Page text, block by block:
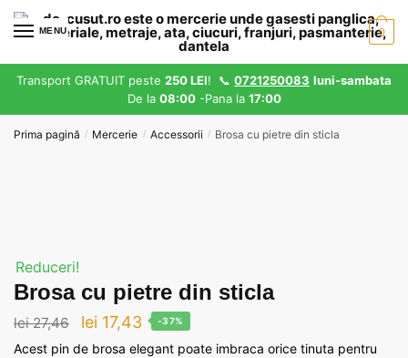
Skip
Skip
MENU 0
Transport GRATUIT peste 250 LEI! 📞 0721250083 luni-sambata
De la 08:00-Pana la 17:00
Prima pagină / Mercerie / Accessorii / Brosa cu pietre din sticla
Reduceri!
Brosa cu pietre din sticla
lei27,46
Prețul
inițial
lei 17,43Prețul
curent
-37%
Acest pin de brosa elegant poate imbraca orice tinuta pentru